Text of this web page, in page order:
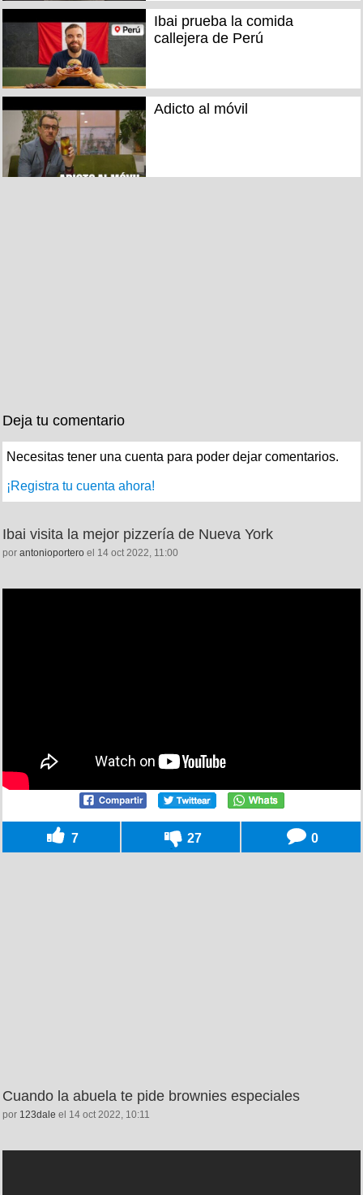
Ibai prueba la comida
callejera de Perú
Adicto al móvil
Deja tu comentario
Necesitas tener una cuenta para poder dejar comentarios.
¡Registra tu cuenta ahora!
Ibai visita la mejor pizzería de Nueva York
por antonioportero el 14 oct 2022, 11:00
7 27 0
Cuando la abuela te pide brownies especiales
por 123dale el 14 oct 2022, 10:11